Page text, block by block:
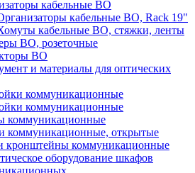
кабельные ВО
кабельные ВО, Rack 19"
кабельные ВО, стяжки, ленты
ВО, розеточные
ВО
и материалы для оптических
коммуникационные
коммуникационные
коммуникационные
коммуникационные, открытые
кронштейны коммуникационные
оборудование шкафов